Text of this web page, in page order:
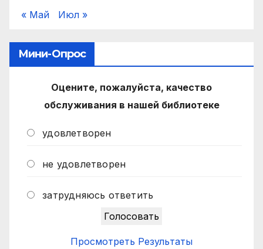
« Май Июл »
Мини-Опрос
Оцените, пожалуйста, качество
обслуживания в нашей библиотеке
удовлетворен
не удовлетворен
затрудняюсь ответить
Просмотреть Результаты